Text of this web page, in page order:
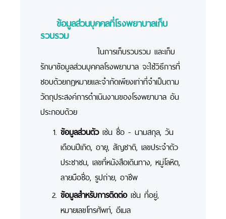
ข้อมูลส่วนบุคคลที่โรงพยาบาลเก็บ
รวบรวม
ในการเก็บรวบรวม และเก็บ
รักษาข้อมูลส่วนบุคคลโรงพยาบาล จะใช้วิธีการที่
ชอบด้วยกฎหมายและจำกัดเพียงเท่าที่จำเป็นตาม
วัตถุประสงค์การดำเนินงานของโรงพยาบาล อัน
ประกอบด้วย
ข้อมูลส่วนตัวเช่น ชื่อ - นามสกุล, วัน
เดือนปีเกิด, อายุ, สัญชาติ, เลขประจำตัว
ประชาชน, เลขที่หนังสือเดินทาง, หมู่โลหิต,
ลายมือชื่อ, รูปถ่าย, อาชีพ
ข้อมูลสำหรับการติดต่อเช่น ที่อยู่,
หมายเลขโทรศัพท์, อีเมล